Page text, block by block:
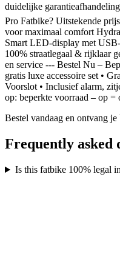
duidelijke
Pro Fatbike? Uitstekende
voor maximaal comfort
Smart LED-display met
100% straatlegaal & rijklaar
en service --- Bestel Nu –
gratis luxe accessoire set •
Voorslot • Inclusief alarm,
op: beperkte voorraad – op =
Bestel vandaag en ontvang
Frequently asked
Is this fatbike 100% legal